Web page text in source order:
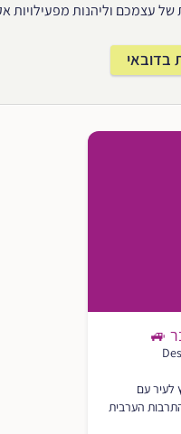
עצמכם וליהנות מפעילויות
בדובאי
🚙
לעיר עם
הערבית